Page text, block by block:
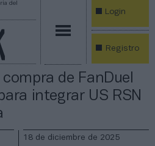
del
Login
Registro
de FanDuel
integrar US RSN
18 de diciembre de 2025